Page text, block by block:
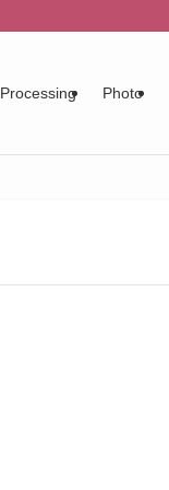
Processing Photo